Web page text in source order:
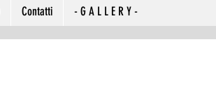
Contatti - G A L L E R Y -